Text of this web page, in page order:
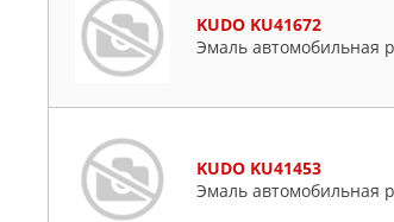
KUDO KU41672
Эмаль автомобильная
KUDO KU41453
Эмаль автомобильная